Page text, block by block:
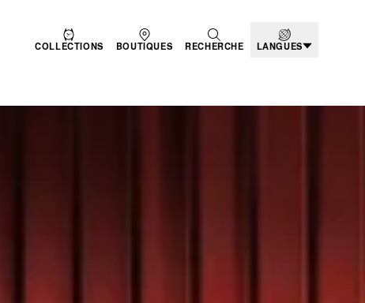
COLLECTIONS BOUTIQUES RECHERCHE LANGUES